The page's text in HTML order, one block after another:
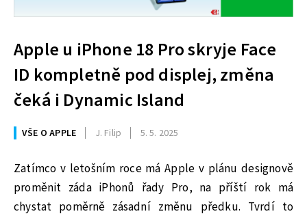
Apple u iPhone 18 Pro skryje Face
ID kompletně pod displej, změna
čeká i Dynamic Island
VŠE O APPLE J. Filip 5. 5. 2025
Zatímco v letošním roce má Apple v plánu designově
proměnit záda iPhonů řady Pro, na příští rok má
chystat poměrně zásadní změnu předku. Tvrdí to